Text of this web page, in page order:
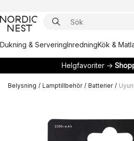
Dukning & ServeringInredningKök &
Helgfavoriter →
Belysning / Lamptillbehör / Batterier /